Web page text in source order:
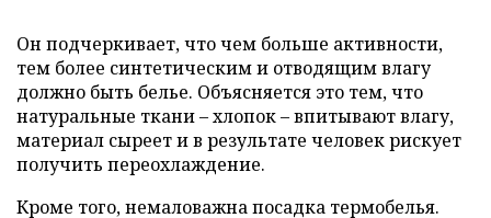
Он подчеркивает, что чем больше активности,
тем более синтетическим и отводящим влагу
должно быть белье. Объясняется это тем, что
натуральные ткани – хлопок – впитывают влагу,
материал сыреет и в результате человек рискует
получить переохлаждение.
Кроме того, немаловажна посадка термобелья.